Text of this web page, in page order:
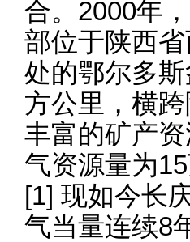
合。2000年
部位于陕西
处的鄂尔多
方公里，横
丰富的矿产
气资源量为
[1] 现如今长
气当量连续8